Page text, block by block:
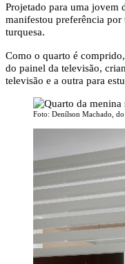
Projetado para uma jovem
manifestou preferência
turquesa.
Como o quarto é
do painel da televisão,
televisão e a outra para
Foto: Denílson Machado,